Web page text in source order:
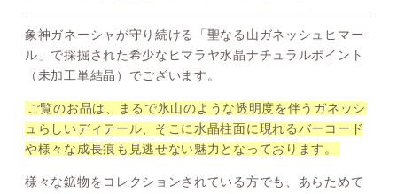
象神ガネーシャが守り続ける「聖なる山ガネッシュヒマー
ル」で採掘された希少なヒマラヤ水晶ナチュラルポイント
（未加工単結晶）でございます。
ご覧のお品は、まるで氷山のような透明度を伴うガネッシ
ュらしいディテール、そこに水晶柱面に現れるバーコード
や様々な成長痕も見逃せない魅力となっております。
様々な鉱物をコレクションされている方でも、あらためて